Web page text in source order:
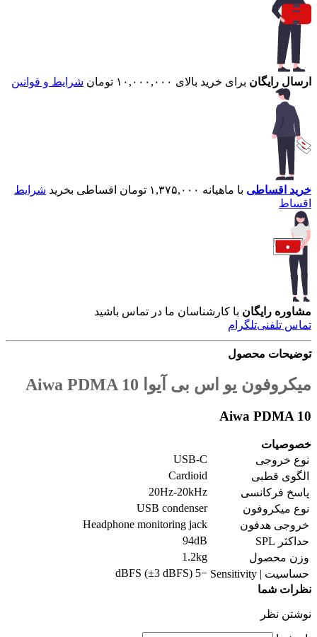
ارسال رایگان برای خرید بالای ۱۰,۰۰۰,۰۰۰ تومان شرایط و قوانین
خرید اقساطی با ماهیانه ۱,۳۷۵,۰۰۰ تومان اقساطی بخرید
شرایط
اقساط
مشاوره رایگان با کارشناسان ما در تماس باشید
تماس تلفنیتلگرام
توضیحات محصول
میکروفون یو اس بی آیوا Aiwa PDMA 10
Aiwa PDMA 10
خصوصیات
نوع خروجی
USB-C
الگوی قطبی
Cardioid
پاسخ فرکانسی
20Hz-20kHz
نوع میکروفون
USB condenser
خروجی هدفون
Headphone monitoring jack
حداکثر SPL
94dB
وزن محصول
1.2kg
حساسیت | Sensitivity
−5 dBFS (±3 dBFS)
نظرات شما
نوشتن نظر